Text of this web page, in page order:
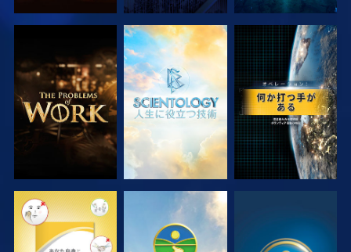
シリーズを探求 シリーズを探求 観る
観る 観る 観る